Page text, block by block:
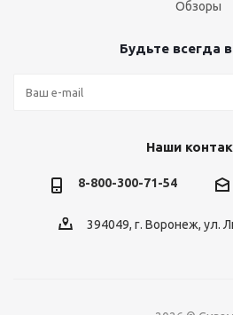
Обзоры
Будьте всегда
Наши
8-800-300-71-54
394049, г. Воронеж, ул.